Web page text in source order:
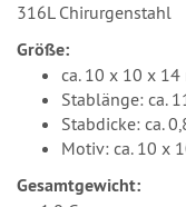
316L Chirurgenstahl
Größe:
ca. 10 x 10 x 14
Stablänge: ca.
Stabdicke: ca.
Motiv: ca. 10 x
Gesamtgewicht: